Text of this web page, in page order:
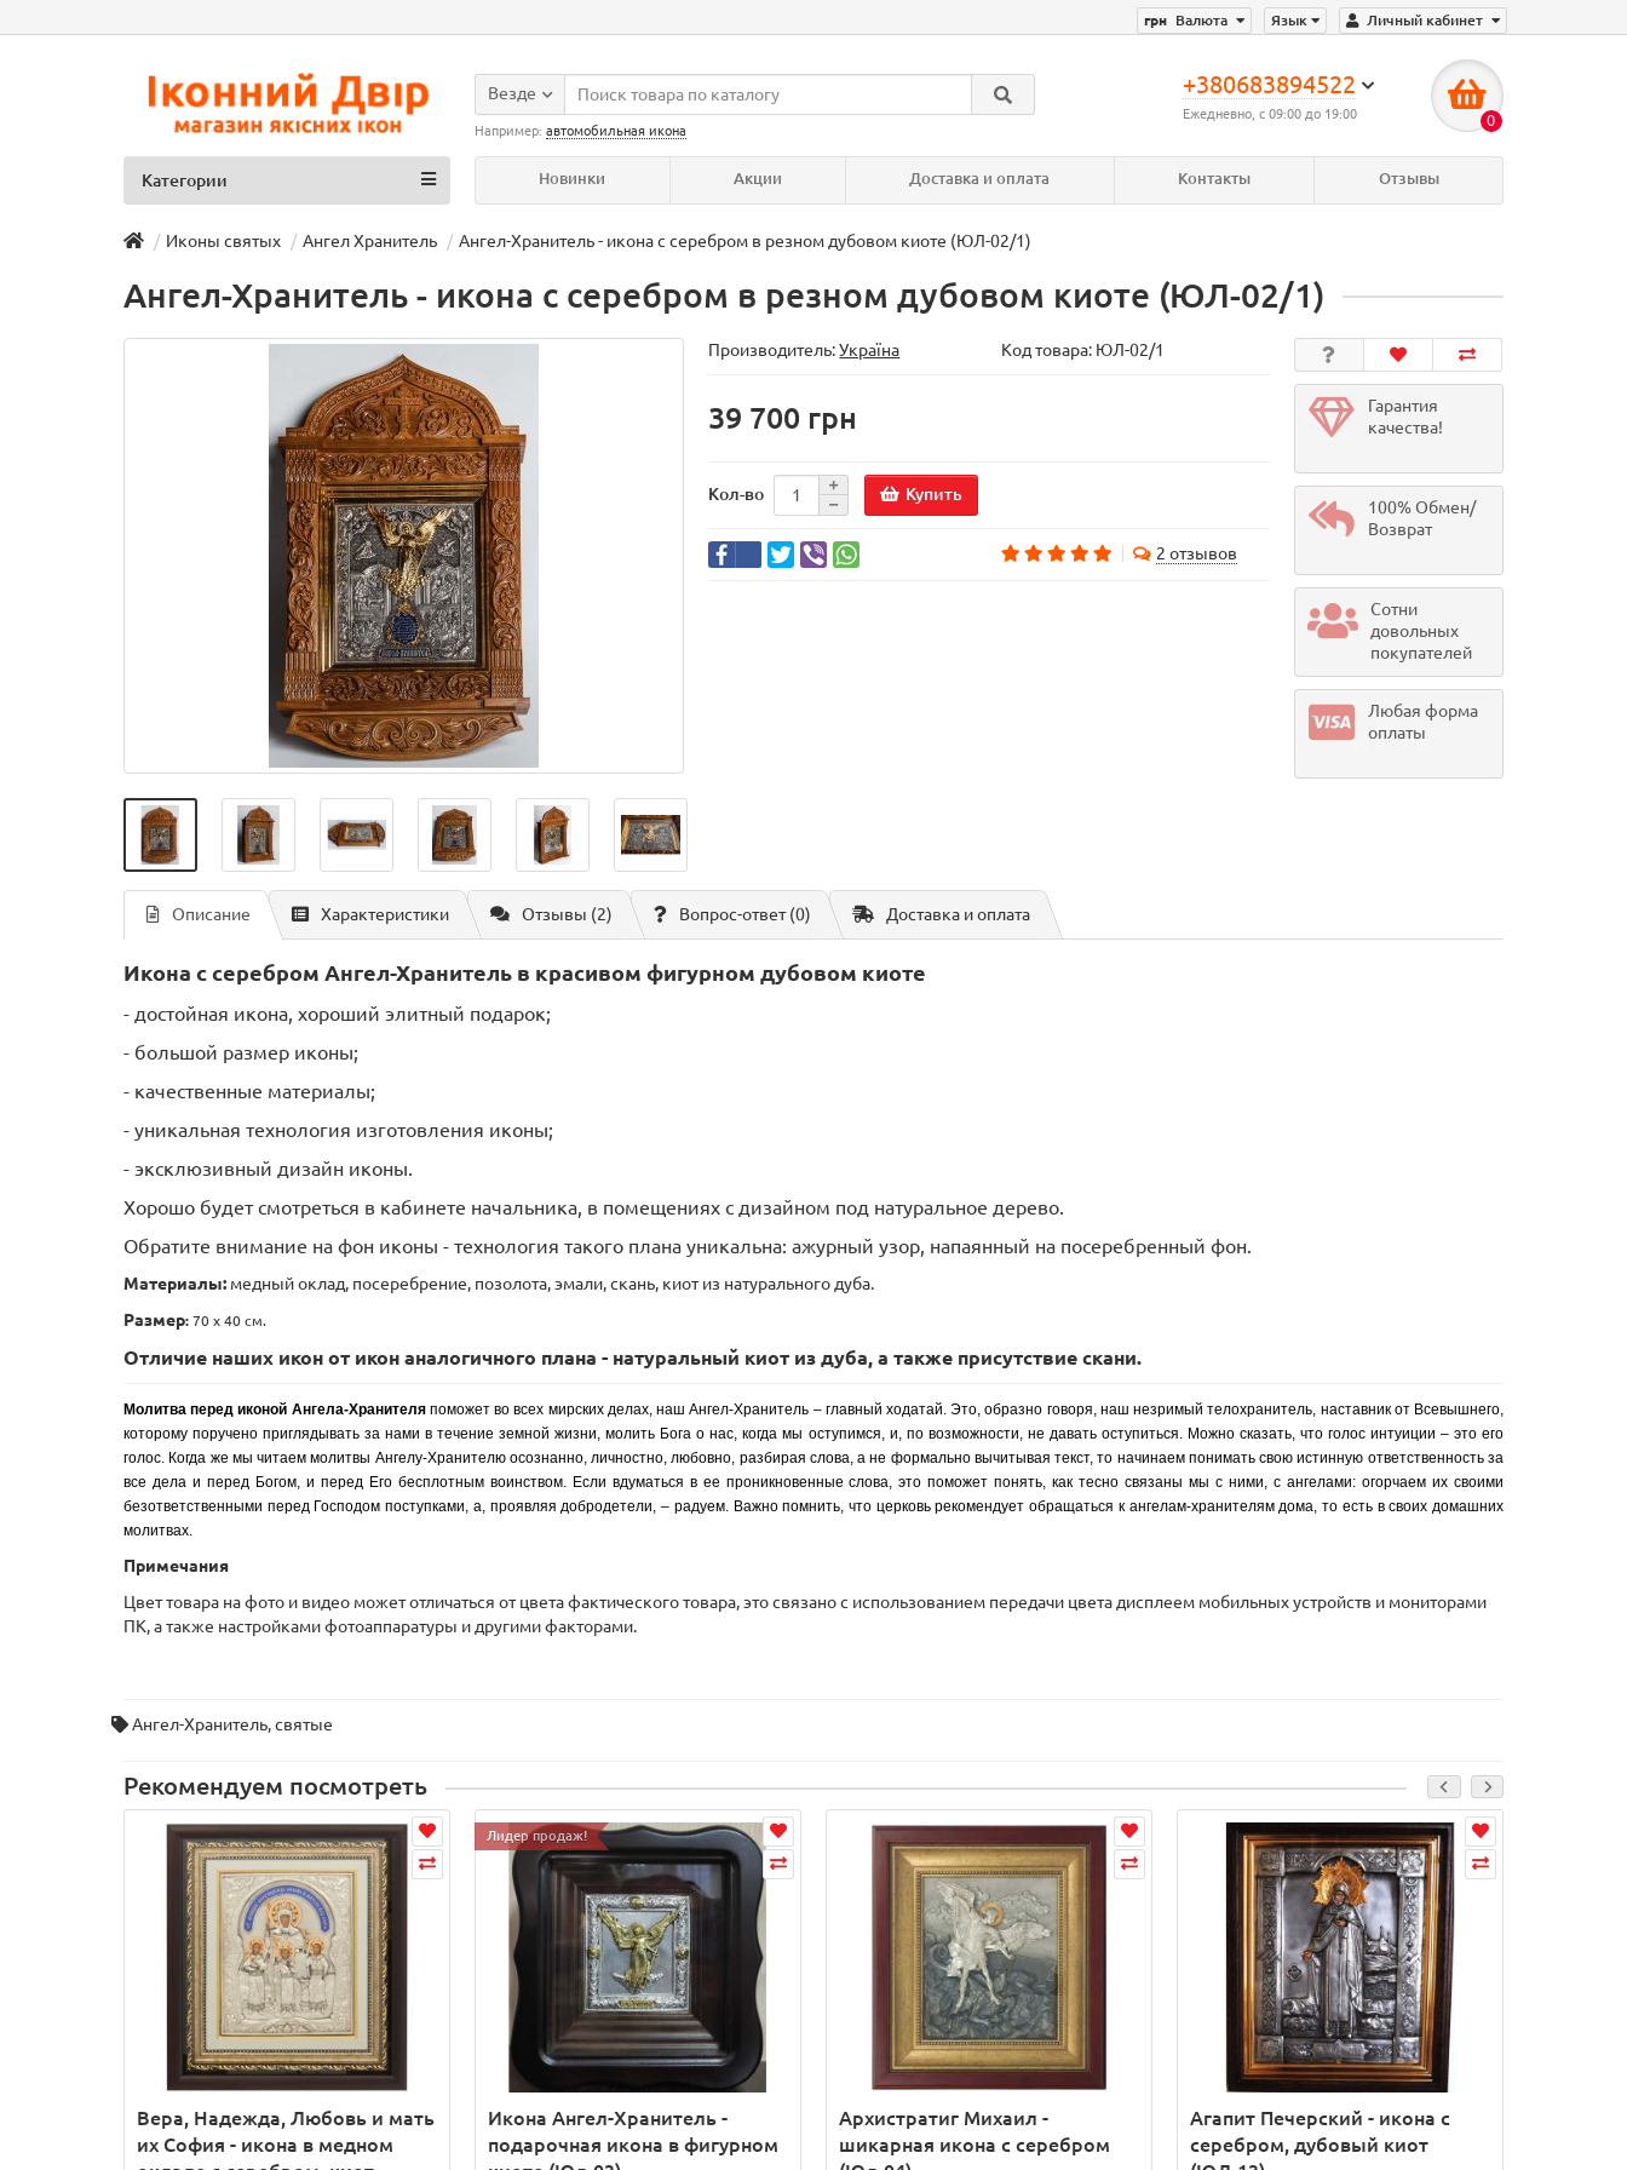
Личный кабинет
Язык
грн Валюта
+380683894522
Ежедневно, с 09:00 до 19:00 0
Везде
Например: автомобильная икона
Новинки Акции Доставка и оплата Контакты Отзывы
Категории
Иконы святых Ангел Хранитель Ангел-Хранитель - икона с серебром в резном дубовом киоте (ЮЛ-02/1)
Ангел-Хранитель - икона с серебром в резном дубовом киоте (ЮЛ-02/1)
Производитель:Україна Код товара: ЮЛ-02/1
39 700 грн
Кол-во Купить
2 отзывов
Гарантия
качества!
100% Обмен/
Возврат
Сотни
довольных
покупателей
Любая форма
оплаты
Описание Характеристики Отзывы (2) Вопрос-ответ(0) Доставка и оплата
Икона с серебром Ангел-Хранитель в красивом фигурном дубовом киоте
- достойная икона, хороший элитный подарок;
- большой размер иконы;
- качественные материалы;
- уникальная технология изготовления иконы;
- эксклюзивный дизайн иконы.
Хорошо будет смотреться в кабинете начальника, в помещениях с дизайном под натуральное дерево.
Обратите внимание на фон иконы - технология такого плана уникальна: ажурный узор, напаянный на посеребренный фон.
Материалы: медный оклад, посеребрение, позолота, эмали, скань, киот из натурального дуба.
Размер: 70 х 40 см.
Отличие наших икон от икон аналогичного плана - натуральный киот из дуба, а также присутствие скани.
Молитва перед иконой Ангела-Хранителяпоможет во всех мирских делах, наш Ангел-Хранитель – главный ходатай. Это, образно говоря, наш незримый телохранитель, наставник от Всевышнего,
которому поручено приглядывать за нами в течение земной жизни, молить Бога о нас, когда мы оступимся, и, по возможности, не давать оступиться. Можно сказать, что голос интуиции – это его
голос. Когда же мы читаем молитвы Ангелу-Хранителю осознанно, личностно, любовно, разбирая слова, а не формально вычитывая текст, то начинаем понимать свою истинную ответственность за
все дела и перед Богом, и перед Его бесплотным воинством. Если вдуматься в ее проникновенные слова, это поможет понять, как тесно связаны мы с ними, с ангелами: огорчаем их своими
безответственными перед Господом поступками, а, проявляя добродетели, – радуем. Важно помнить, что церковь рекомендует обращаться к ангелам-хранителям дома, то есть в своих домашних
молитвах.
Примечания
Цвет товара на фото и видео может отличаться от цвета фактического товара, это связано с использованием передачи цвета дисплеем мобильных устройств и мониторами
ПК, а также настройками фотоаппаратуры и другими факторами.
Ангел-Хранитель,святые
Рекомендуем посмотреть
Вера, Надежда, Любовь и мать
их София - икона в медном
Лидер продаж!
Икона Ангел-Хранитель -
подарочная икона в фигурном
Архистратиг Михаил -
шикарная икона с серебром
Агапит Печерский - икона с
серебром, дубовый киот